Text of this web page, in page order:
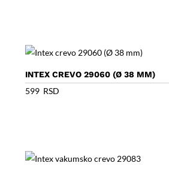
INTEX CREVO 29060 (Ø 38 MM)
599 RSD